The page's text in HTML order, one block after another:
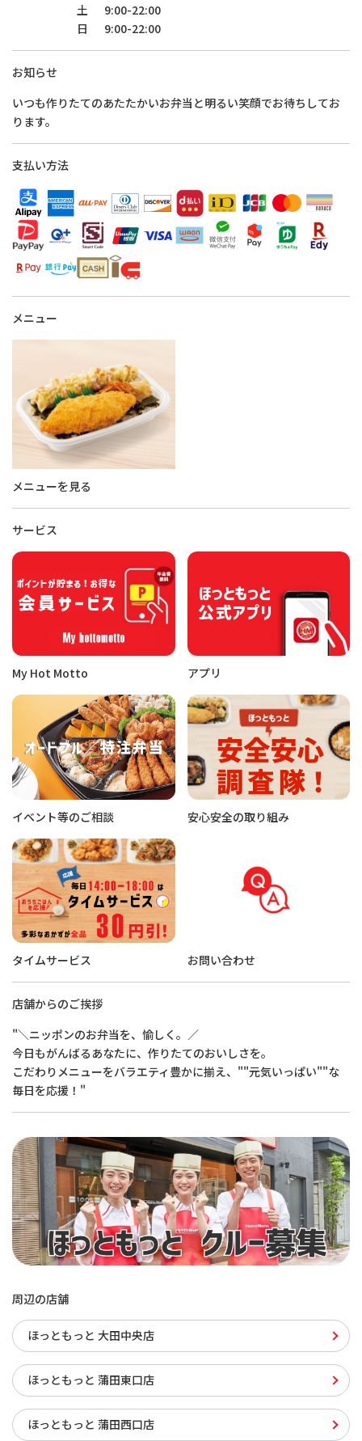
土
9:00-22:00
日
9:00-22:00
お知らせ
いつも作りたてのあたたかいお弁当と明るい笑顔でお待ちしてお
ります。
支払い方法
メニュー
メニューを見る
サービス
My Hot Motto アプリ
イベント等のご相談 安心安全の取り組み
タイムサービス お問い合わせ
店舗からのご挨拶
"＼ニッポンのお弁当を、愉しく。／
今日もがんばるあなたに、作りたてのおいしさを。
こだわりメニューをバラエティ豊かに揃え、""元気いっぱい""な
毎日を応援！"
周辺の店舗
ほっともっと 大田中央店
ほっともっと 蒲田東口店
ほっともっと 蒲田西口店